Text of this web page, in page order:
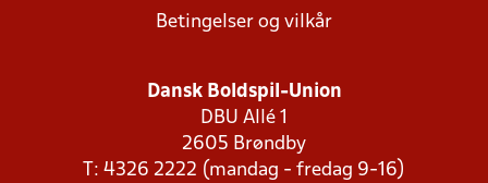
Betingelser og vilkår
Dansk Boldspil-Union
DBU Allé 1
2605 Brøndby
T: 4326 2222 (mandag - fredag 9-16)